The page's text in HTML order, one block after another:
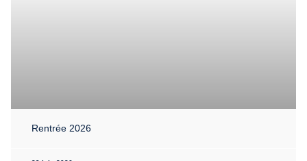
Rentrée 2026